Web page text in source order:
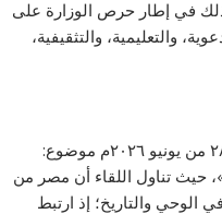
في إطار حرص الوزارة على
والتعليمية، والتثقيفية،
وناقشت فعاليات أمس الأحد الموافق ٢٨ من يونيو ٢٠٢٦م موضوع:
حيث تناول اللقاء أن مصر من
الوحي والتاريخ؛ إذ ارتبط